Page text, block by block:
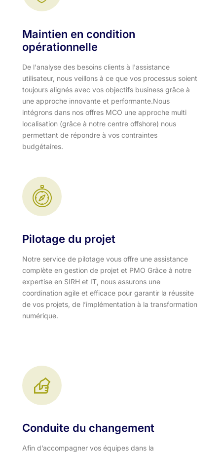
Maintien en condition
opérationnelle
De l'analyse des besoins clients à l'assistance
utilisateur, nous veillons à ce que vos processus soient
toujours alignés avec vos objectifs business grâce à
une approche innovante et performante.​ Nous
intégrons dans nos offres MCO une approche multi
localisation (grâce à notre centre offshore) nous
permettant de répondre à vos contraintes
budgétaires.
Pilotage du projet
Notre service de pilotage vous offre une assistance
complète en gestion de projet et PMO Grâce à notre
expertise en SIRH et IT, nous assurons une
coordination agile et efficace pour garantir la réussite
de vos projets, de l’implémentation à la transformation
numérique.
Conduite du changement
Afin d’accompagner vos équipes dans la